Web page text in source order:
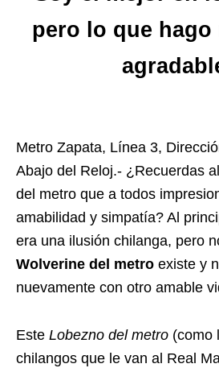
pero lo que hago
Metro Zapata, Línea 3,
Abajo del Reloj.- ¿Recuerdas
del metro que a todos
amabilidad y simpatía? Al
era una ilusión chilanga, pero
Wolverine del metro existe y
nuevamente con otro amable
Este Lobezno del metro (como
chilangos que le van al Real